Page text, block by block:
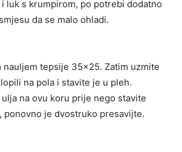
luk s krumpirom, po potrebi dodatno
da se malo ohladi.
nauljem tepsije 35×25. Zatim uzmite
na pola i stavite je u pleh.
na ovu koru prije nego stavite
ponovno je dvostruko presavijte.